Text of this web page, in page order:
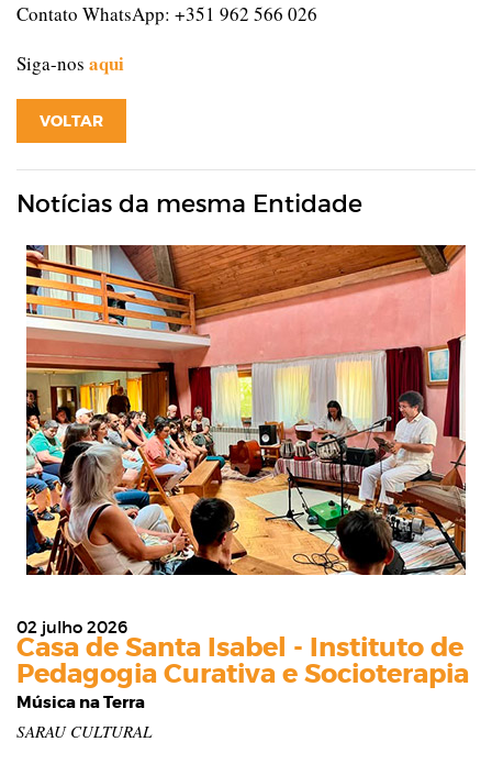
Contato WhatsApp: +351 962 566 026
Siga-nos aqui
VOLTAR
Notícias da mesma Entidade
02 julho 2026
Casa de Santa Isabel - Instituto de
Pedagogia Curativa e Socioterapia
Música na Terra
SARAU CULTURAL